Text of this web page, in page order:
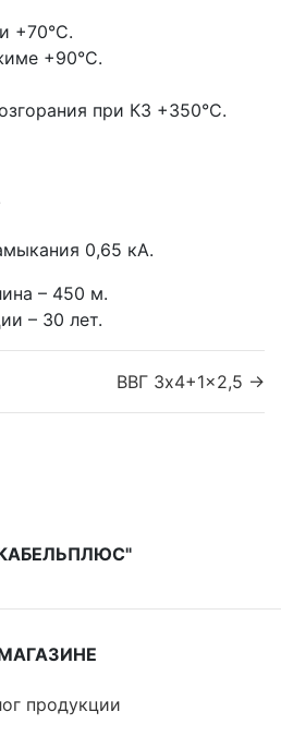
+70°С.
+90°С.
при КЗ +350°С.
0,65 кА.
– 450 м.
– 30 лет.
ВВГ 3x4+1x2,5 →
продукции